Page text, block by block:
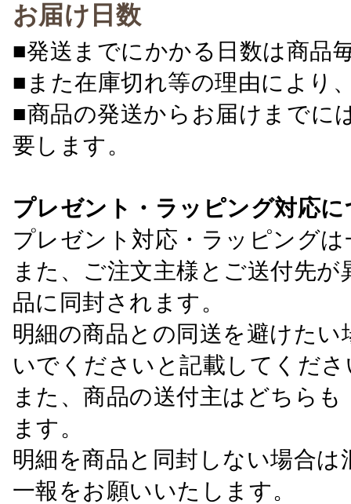
お届け日数
■発送までにかかる日数は商品
■また在庫切れ等の理由により
■商品の発送からお届けまでに
要します。
プレゼント・ラッピング対応
プレゼント対応・ラッピング
また、ご注文主様とご送付先
品に同封されます。
明細の商品との同送を避けた
いでくださいと記載してくださ
また、商品の送付主はどちら
ます。
明細を商品と同封しない場合
一報をお願いいたします。